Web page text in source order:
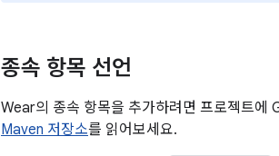
종속 항목 선언
Wear의 종속 항목을 추가하려면 프로젝트에
Maven 저장소를 읽어보세요.